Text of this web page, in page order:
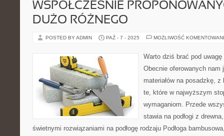
WSPÓŁCZEŚNIE
DUŻO RÓŻNEGO
POSTED BY ADMIN PAŹ - 7 - 2025 MOŻLIWOŚĆ
Warto dziś brać pod
Obecnie oferowanych nam
materiałów na posadzkę,
te, które w najwyższym
wymaganiom. Przede
stawia na podłogi z
świetnymi rozwiązaniami na podłogę rodzaju Podłoga